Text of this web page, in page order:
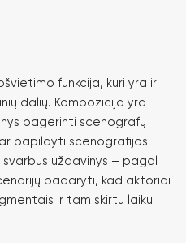
funkcija, kuri yra ir
dalių. Kompozicija yra
pagerinti scenografų
papildyti scenografijos
uždavinys – pagal
padaryti, kad aktoriai
ir tam skirtu laiku